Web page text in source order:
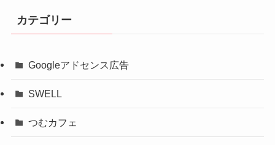
カテゴリー
Googleアドセンス広告
SWELL
つむカフェ